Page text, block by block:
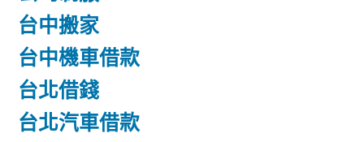
台中搬家
台中機車借款
台北借錢
台北汽車借款